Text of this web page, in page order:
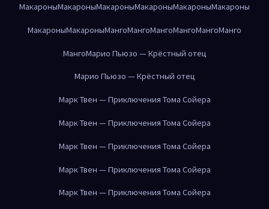
МакароныМакароныМакароныМакароныМакароныМакароны
МакароныМакароныМангоМангоМангоМангоМангоМанго
МангоМарио Пьюзо — Крёстный отец
Марио Пьюзо — Крёстный отец
Марк Твен — Приключения Тома Сойера
Марк Твен — Приключения Тома Сойера
Марк Твен — Приключения Тома Сойера
Марк Твен — Приключения Тома Сойера
Марк Твен — Приключения Тома Сойера